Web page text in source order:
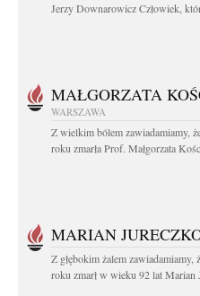
Jerzy Downarowicz Człowiek,
MAŁGORZATA
WARSZAWA
Z wielkim bólem zawiadamiamy,
roku zmarła Prof. Małgorzata
MARIAN
Z głębokim żalem zawiadamiamy,
roku zmarł w wieku 92 lat Marian